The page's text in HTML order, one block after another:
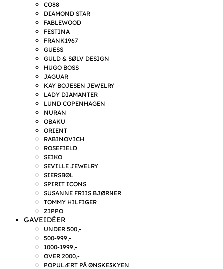
CO88
DIAMOND STAR
FABLEWOOD
FESTINA
FRANK1967
GUESS
GULD & SØLV DESIGN
HUGO BOSS
JAGUAR
KAY BOJESEN JEWELRY
LADY DIAMANTER
LUND COPENHAGEN
NURAN
OBAKU
ORIENT
RABINOVICH
ROSEFIELD
SEIKO
SEVILLE JEWELRY
SIERSBØL
SPIRIT ICONS
SUSANNE FRIIS BJØRNER
TOMMY HILFIGER
ZIPPO
GAVEIDÉER
UNDER 500,-
500-999,-
1000-1999,-
OVER 2000,-
POPULÆRT PÅ ØNSKESKYEN